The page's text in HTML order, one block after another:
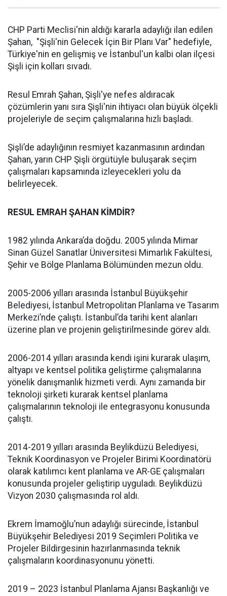
CHP Parti Meclisi'nin aldığı kararla adaylığı ilan edilen
Şahan, "Şişli'nin Gelecek İçin Bir Planı Var" hedefiyle,
Türkiye'nin en gelişmiş ve İstanbul'un kalbi olan ilçesi
Şişli için kolları sıvadı.
Resul Emrah Şahan, Şişli'ye nefes aldıracak
çözümlerin yanı sıra Şişli'nin ihtiyacı olan büyük ölçekli
projeleriyle de seçim çalışmalarına hızlı başladı.
Şişli’de adaylığının resmiyet kazanmasının ardından
Şahan, yarın CHP Şişli örgütüyle buluşarak seçim
çalışmaları kapsamında izleyecekleri yolu da
belirleyecek.
RESUL EMRAH ŞAHAN KİMDİR?
1982 yılında Ankara’da doğdu. 2005 yılında Mimar
Sinan Güzel Sanatlar Üniversitesi Mimarlık Fakültesi,
Şehir ve Bölge Planlama Bölümünden mezun oldu.
2005-2006 yılları arasında İstanbul Büyükşehir
Belediyesi, İstanbul Metropolitan Planlama ve Tasarım
Merkezi’nde çalıştı. İstanbul’da tarihi kent alanları
üzerine plan ve projenin geliştirilmesinde görev aldı.
2006-2014 yılları arasında kendi işini kurarak ulaşım,
altyapı ve kentsel politika geliştirme çalışmalarına
yönelik danışmanlık hizmeti verdi. Aynı zamanda bir
teknoloji şirketi kurarak kentsel planlama
çalışmalarının teknoloji ile entegrasyonu konusunda
çalıştı.
2014-2019 yılları arasında Beylikdüzü Belediyesi,
Teknik Koordinasyon ve Projeler Birimi Koordinatörü
olarak katılımcı kent planlama ve AR-GE çalışmaları
konusunda projeler geliştirip uyguladı. Beylikdüzü
Vizyon 2030 çalışmasında rol aldı.
Ekrem İmamoğlu’nun adaylığı sürecinde, İstanbul
Büyükşehir Belediyesi 2019 Seçimleri Politika ve
Projeler Bildirgesinin hazırlanmasında teknik
çalışmaların koordinasyonunu yönetti.
2019 – 2023 İstanbul Planlama Ajansı Başkanlığı ve